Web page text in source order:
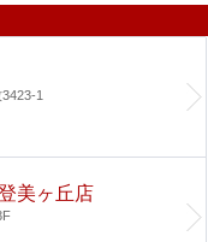
1
美ヶ丘店